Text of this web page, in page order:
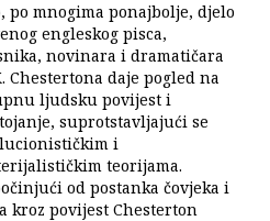
po mnogima ponajbolje, djelo
engleskog pisca,
novinara i dramatičara
Chestertona daje pogled na
ljudsku povijest i
suprotstavljajući se
i
teorijama.
od postanka čovjeka i
povijest Chesterton